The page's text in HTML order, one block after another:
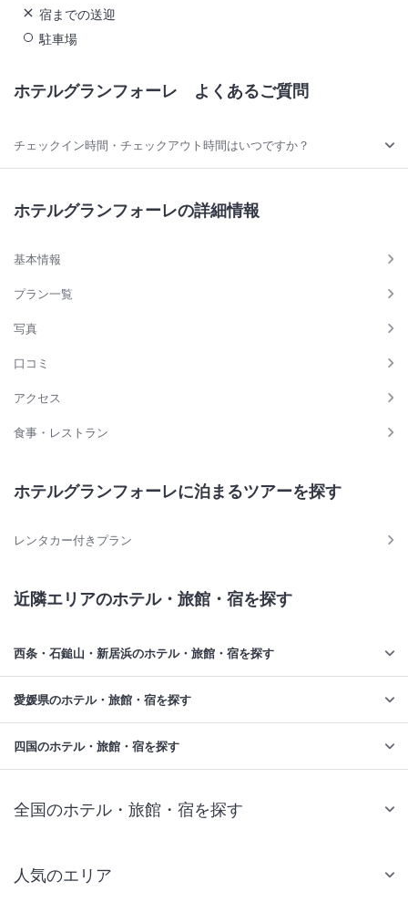
宿までの送迎
駐車場
ホテルグランフォーレ よくあるご質問
チェックイン時間・チェックアウト時間はいつですか？
ホテルグランフォーレの詳細情報
基本情報
プラン一覧
写真
口コミ
アクセス
食事・レストラン
ホテルグランフォーレに泊まるツアーを探す
レンタカー付きプラン
近隣エリアのホテル・旅館・宿を探す
西条・石鎚山・新居浜のホテル・旅館・宿を探す
愛媛県のホテル・旅館・宿を探す
四国のホテル・旅館・宿を探す
全国のホテル・旅館・宿を探す
人気のエリア